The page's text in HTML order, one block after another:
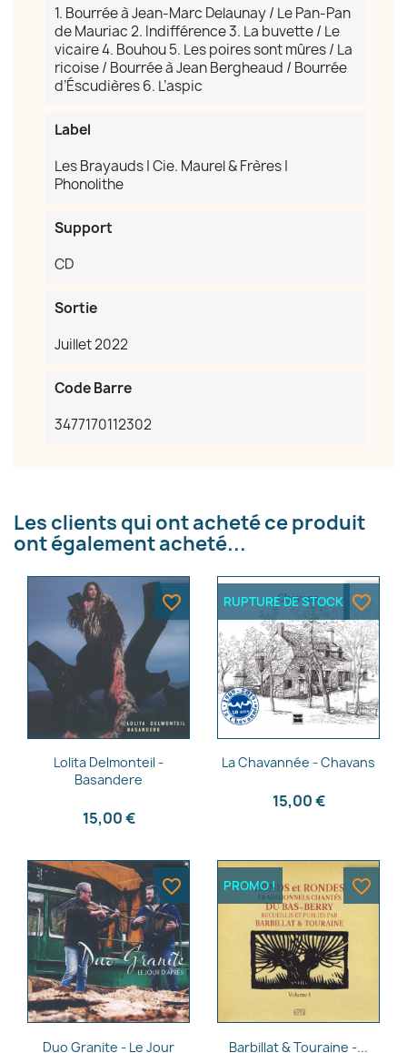
1. Bourrée à Jean-Marc Delaunay / Le Pan-Pan
de Mauriac 2. Indifférence 3. La buvette / Le
vicaire 4. Bouhou 5. Les poires sont mûres / La
ricoise / Bourrée à Jean Bergheaud / Bourrée
d’Éscudières 6. L’aspic
Label
Les Brayauds | Cie. Maurel & Frères |
Phonolithe
Support
CD
Sortie
Juillet 2022
Code Barre
3477170112302
Les clients qui ont acheté ce produit
ont également acheté...
Aperçu rapide
Lolita Delmonteil -
Basandere
15,00 €
favorite_border
Aperçu rapide
La Chavannée - Chavans
15,00 €
RUPTURE DE STOCK favorite_border
Aperçu rapide
Duo Granite - Le Jour
favorite_border
Aperçu rapide
Barbillat & Touraine -...
PROMO ! favorite_border
Créer une liste d'envies
Nom de la liste d'envies
Annuler